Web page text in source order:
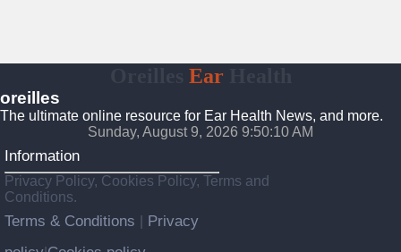
Ear
oreilles
The ultimate online resource for Ear Health News, and more.
Sunday, August 9, 2026 9:50:11 AM
Information
Privacy Policy, Cookies Policy, Terms and
Conditions.
Terms & Conditions
Privacy